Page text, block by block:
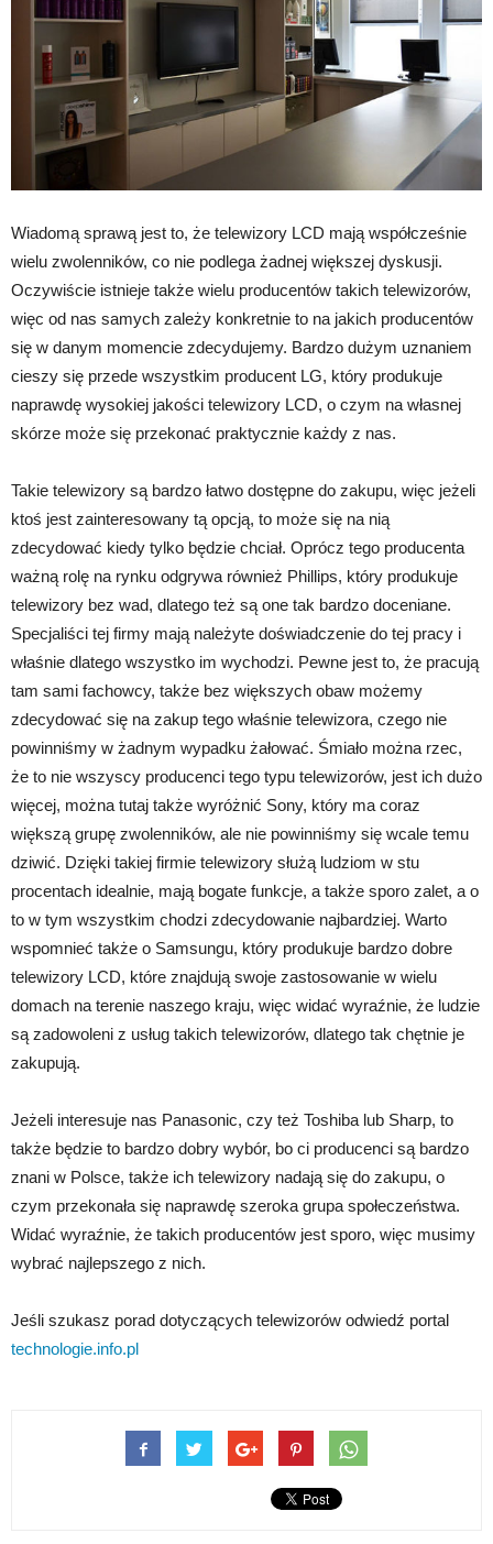
Wiadomą sprawą jest to, że telewizory LCD mają współcześnie
wielu zwolenników, co nie podlega żadnej większej dyskusji.
Oczywiście istnieje także wielu producentów takich telewizorów,
więc od nas samych zależy konkretnie to na jakich producentów
się w danym momencie zdecydujemy. Bardzo dużym uznaniem
cieszy się przede wszystkim producent LG, który produkuje
naprawdę wysokiej jakości telewizory LCD, o czym na własnej
skórze może się przekonać praktycznie każdy z nas.
Takie telewizory są bardzo łatwo dostępne do zakupu, więc jeżeli
ktoś jest zainteresowany tą opcją, to może się na nią
zdecydować kiedy tylko będzie chciał. Oprócz tego producenta
ważną rolę na rynku odgrywa również Phillips, który produkuje
telewizory bez wad, dlatego też są one tak bardzo doceniane.
Specjaliści tej firmy mają należyte doświadczenie do tej pracy i
właśnie dlatego wszystko im wychodzi. Pewne jest to, że pracują
tam sami fachowcy, także bez większych obaw możemy
zdecydować się na zakup tego właśnie telewizora, czego nie
powinniśmy w żadnym wypadku żałować. Śmiało można rzec,
że to nie wszyscy producenci tego typu telewizorów, jest ich dużo
więcej, można tutaj także wyróżnić Sony, który ma coraz
większą grupę zwolenników, ale nie powinniśmy się wcale temu
dziwić. Dzięki takiej firmie telewizory służą ludziom w stu
procentach idealnie, mają bogate funkcje, a także sporo zalet, a o
to w tym wszystkim chodzi zdecydowanie najbardziej. Warto
wspomnieć także o Samsungu, który produkuje bardzo dobre
telewizory LCD, które znajdują swoje zastosowanie w wielu
domach na terenie naszego kraju, więc widać wyraźnie, że ludzie
są zadowoleni z usług takich telewizorów, dlatego tak chętnie je
zakupują.
Jeżeli interesuje nas Panasonic, czy też Toshiba lub Sharp, to
także będzie to bardzo dobry wybór, bo ci producenci są bardzo
znani w Polsce, także ich telewizory nadają się do zakupu, o
czym przekonała się naprawdę szeroka grupa społeczeństwa.
Widać wyraźnie, że takich producentów jest sporo, więc musimy
wybrać najlepszego z nich.
Jeśli szukasz porad dotyczących telewizorów odwiedź portal
technologie.info.pl